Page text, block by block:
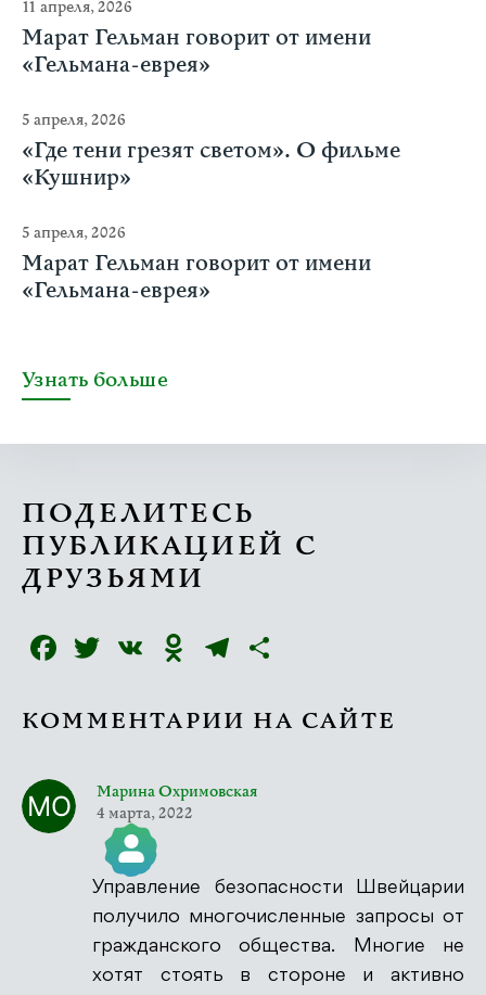
11 апреля, 2026
Марат Гельман говорит от имени
«Гельмана-еврея»
5 апреля, 2026
«Где тени грезят светом». О фильме
«Кушнир»
5 апреля, 2026
Марат Гельман говорит от имени
«Гельмана-еврея»
Узнать больше
ПОДЕЛИТЕСЬ
ПУБЛИКАЦИЕЙ С
ДРУЗЬЯМИ
Facebook
Twitter
VK Odnoklassniki
Telegram
КОММЕНТАРИИ НА САЙТЕ
Марина Охримовская
4 марта, 2022
Управление безопасности Швейцарии
получило многочисленные запросы от
гражданского общества. Многие не
хотят стоять в стороне и активно